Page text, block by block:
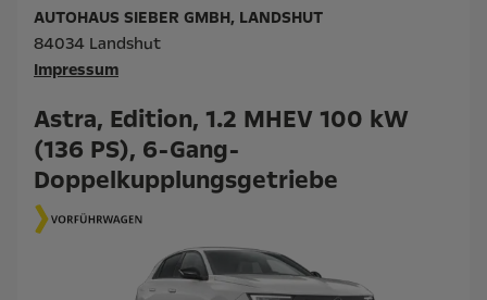
Astra, Edition, 1.2 MHEV 100 kW
(136 PS), 6-Gang-
Doppelkupplungsgetriebe
AUTOHAUS SIEBER GMBH, LANDSHUT
84034 Landshut
Impressum